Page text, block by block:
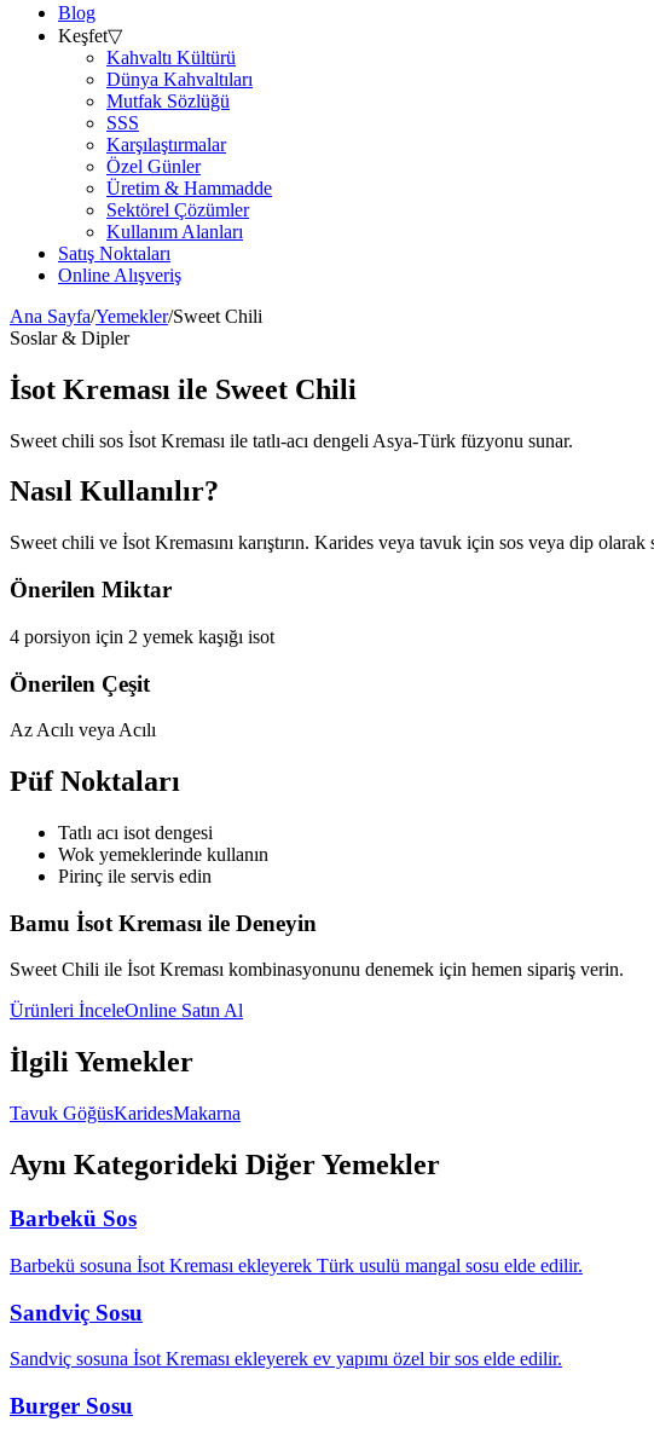
Blog
Keşfet▽
Kahvaltı Kültürü
Dünya Kahvaltıları
Mutfak Sözlüğü
SSS
Karşılaştırmalar
Özel Günler
Üretim & Hammadde
Sektörel Çözümler
Kullanım Alanları
Satış Noktaları
Online Alışveriş
Ana Sayfa/Yemekler/Sweet Chili
Soslar & Dipler
İsot Kreması ile Sweet Chili
Sweet chili sos İsot Kreması ile tatlı-acı dengeli Asya-Türk füzyonu sunar.
Nasıl Kullanılır?
Sweet chili ve İsot Kremasını karıştırın. Karides veya tavuk için sos veya dip olarak
Önerilen Miktar
4 porsiyon için 2 yemek kaşığı isot
Önerilen Çeşit
Az Acılı veya Acılı
Püf Noktaları
Tatlı acı isot dengesi
Wok yemeklerinde kullanın
Pirinç ile servis edin
Bamu İsot Kreması ile Deneyin
Sweet Chili ile İsot Kreması kombinasyonunu denemek için hemen sipariş verin.
Ürünleri İnceleOnline Satın Al
İlgili Yemekler
Tavuk GöğüsKaridesMakarna
Aynı Kategorideki Diğer Yemekler
Barbekü Sos
Barbekü sosuna İsot Kreması ekleyerek Türk usulü mangal sosu elde edilir.
Sandviç Sosu
Sandviç sosuna İsot Kreması ekleyerek ev yapımı özel bir sos elde edilir.
Burger Sosu